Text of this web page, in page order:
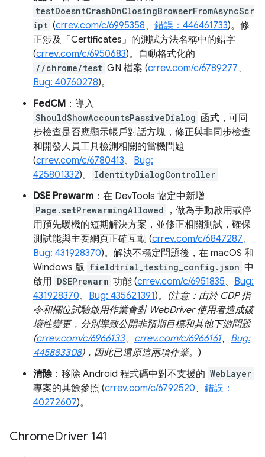
testDoesntCrashOnClosingBrowserFromAsyncScr
ipt (crrev.com/c/6995358、 錯誤：446461733)。修
正涉及「Certificates」的測試方法名稱中的錯字
(crrev.com/c/6950683)。自動格式化的
//chrome/test GN 檔案 (crrev.com/c/6789277、
Bug: 40760278)。
FedCM ：導入
ShouldShowAccountsPassiveDialog 函式，可同
步檢查是否應顯示帳戶對話方塊，修正與非同步檢查
和開發人員工具檢測相關的當機問題
(crrev.com/c/6780413、 Bug:
425801332)。 IdentityDialogController
DSE Prewarm ：在 DevTools 協定中新增
Page.setPrewarmingAllowed
，做為手動啟用或停
用預先暖機的短期解決方案，並修正相關測試，確保
測試能與主要網頁正確互動 (crrev.com/c/6847287、
Bug: 431928370)。解決不穩定問題後，在 macOS 和
Windows 版 fieldtrial_testing_config.json 中
啟用 DSEPrewarm 功能 (crrev.com/c/6951835、 Bug:
431928370、 Bug: 435621391)。 (注意：由於 CDP 指
令和欄位試驗啟用作業會對 WebDriver 使用者造成破
壞性變更，分別導致公開非預期目標和其他下游問題
(crrev.com/c/6966133、 crrev.com/c/6966161、 Bug:
445883308)，因此已還原這兩項作業。 )
清除：移除 Android 程式碼中對不支援的 WebLayer
專案的其餘參照 (crrev.com/c/6792520、 錯誤：
40272607)。
ChromeDriver 141